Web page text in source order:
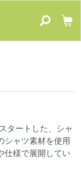
タートした、シャ
シャツ素材を使用
仕様で展開してい